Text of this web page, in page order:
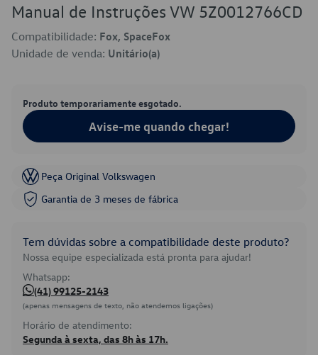
Manual de Instruções VW 5Z0012766CD
Compatibilidade: Fox, SpaceFox
Unidade de venda: Unitário(a)
Produto temporariamente esgotado.
Avise-me quando chegar!
Peça Original Volkswagen
Garantia de 3 meses de fábrica
Tem dúvidas sobre a compatibilidade deste produto?
Nossa equipe especializada está pronta para ajudar!
Whatsapp:
(41) 99125-2143
(apenas mensagens de texto, não atendemos ligações)
Horário de atendimento:
Segunda à sexta, das 8h às 17h.